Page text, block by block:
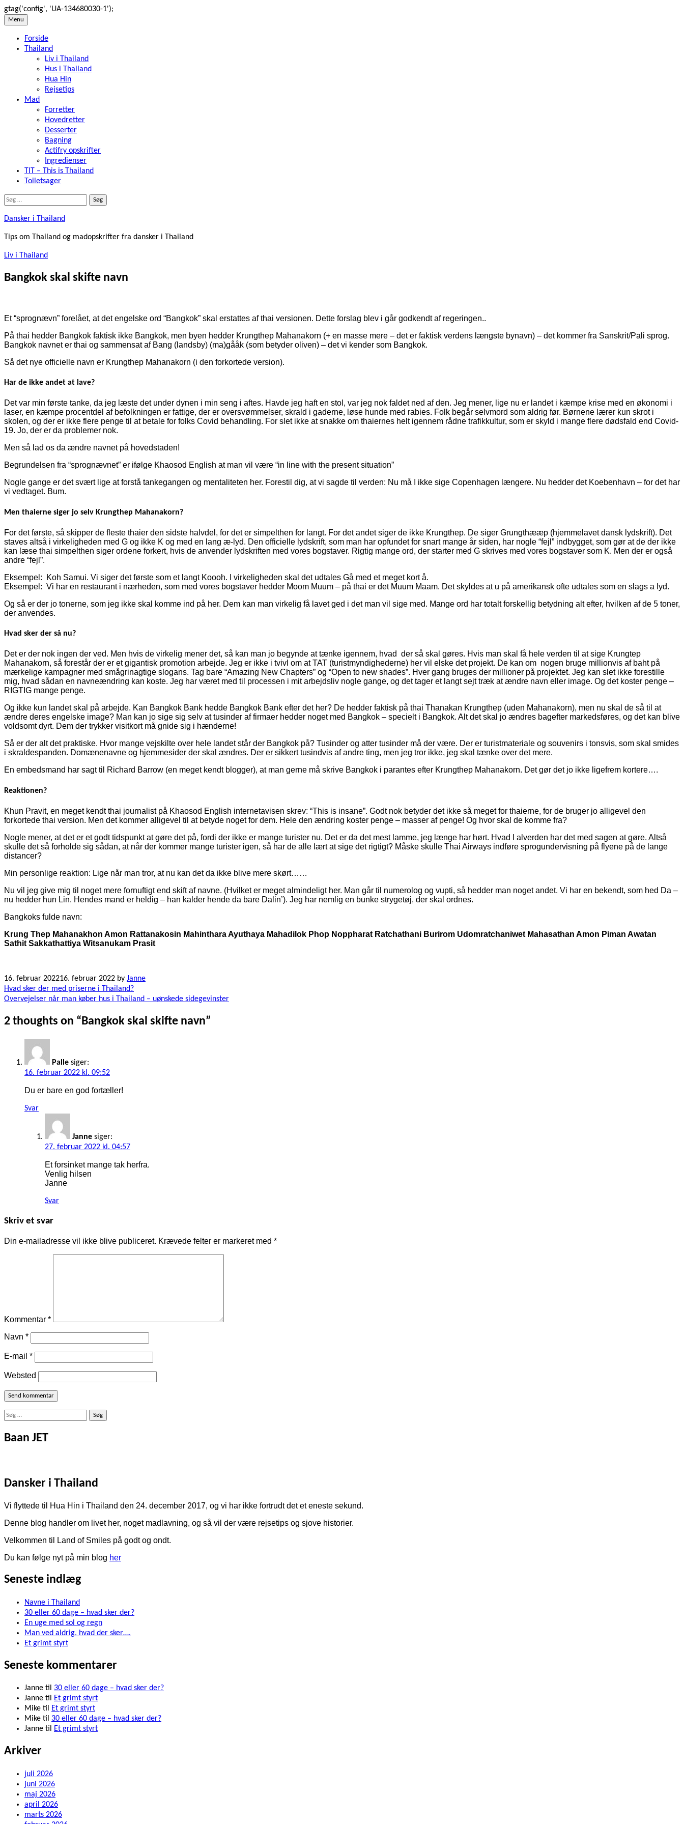
gtag('config', 'UA-134680030-1');
Skip
content
Menu
Forside
Thailand
Liv i Thailand
Hus i Thailand
Hua Hin
Rejsetips
Mad
Forretter
Hovedretter
Desserter
Bagning
Actifry opskrifter
Ingredienser
TIT – This is Thailand
Toiletsager
Søg
Dansker i Thailand
Tips om Thailand og madopskrifter fra dansker i Thailand
Liv i Thailand
Bangkok skal skifte navn
Et “sprognævn” forelået, at det engelske ord “Bangkok” skal erstattes af thai versionen. Dette forslag blev i går godkendt af regeringen..
På thai hedder Bangkok faktisk ikke Bangkok, men byen hedder Krungthep Mahanakorn (+ en masse mere – det er faktisk verdens længste bynavn) – det kommer fra Sanskrit/Pali sprog.
Bangkok navnet er thai og sammensat af Bang (landsby) (ma)gååk (som betyder oliven) – det vi kender som Bangkok.
Så det nye officielle navn er Krungthep Mahanakorn (i den forkortede version).
Har de ikke andet at lave?
Det var min første tanke, da jeg læste det under dynen i min seng i aftes. Havde jeg haft en stol, var jeg nok faldet ned af den. Jeg mener, lige nu er landet i kæmpe krise med en økonomi i
laser, en kæmpe procentdel af befolkningen er fattige, der er oversvømmelser, skrald i gaderne, løse hunde med rabies. Folk begår selvmord som aldrig før. Børnene lærer kun skrot i
skolen, og der er ikke flere penge til at betale for folks Covid behandling. For slet ikke at snakke om thaiernes helt igennem rådne trafikkultur, som er skyld i mange flere dødsfald end Covid-
19. Jo, der er da problemer nok.
Men så lad os da ændre navnet på hovedstaden!
Begrundelsen fra “sprognævnet” er ifølge Khaosod English at man vil være “in line with the present situation”
Nogle gange er det svært lige at forstå tankegangen og mentaliteten her. Forestil dig, at vi sagde til verden: Nu må I ikke sige Copenhagen længere. Nu hedder det Koebenhavn – for det har
vi vedtaget. Bum.
Men thaierne siger jo selv Krungthep Mahanakorn?
For det første, så skipper de fleste thaier den sidste halvdel, for det er simpelthen for langt. For det andet siger de ikke Krungthep. De siger Grungthææp (hjemmelavet dansk lydskrift). Det
staves altså i virkeligheden med G og ikke K og med en lang æ-lyd. Den officielle lydskrift, som man har opfundet for snart mange år siden, har nogle “fejl” indbygget, som gør at de der ikke
kan læse thai simpelthen siger ordene forkert, hvis de anvender lydskriften med vores bogstaver. Rigtig mange ord, der starter med G skrives med vores bogstaver som K. Men der er også
andre “fejl”.
Eksempel: Koh Samui. Vi siger det første som et langt Koooh. I virkeligheden skal det udtales Gå med et meget kort å.
Eksempel: Vi har en restaurant i nærheden, som med vores bogstaver hedder Moom Muum – på thai er det Muum Maam. Det skyldes at u på amerikansk ofte udtales som en slags a lyd.
Og så er der jo tonerne, som jeg ikke skal komme ind på her. Dem kan man virkelig få lavet ged i det man vil sige med. Mange ord har totalt forskellig betydning alt efter, hvilken af de 5 toner,
der anvendes.
Hvad sker der så nu?
Det er der nok ingen der ved. Men hvis de virkelig mener det, så kan man jo begynde at tænke igennem, hvad der så skal gøres. Hvis man skal få hele verden til at sige Krungtep
Mahanakorn, så forestår der er et gigantisk promotion arbejde. Jeg er ikke i tvivl om at TAT (turistmyndighederne) her vil elske det projekt. De kan om nogen bruge millionvis af baht på
mærkelige kampagner med smågrinagtige slogans. Tag bare “Amazing New Chapters” og “Open to new shades”. Hver gang bruges der millioner på projektet. Jeg kan slet ikke forestille
mig, hvad sådan en navneændring kan koste. Jeg har været med til processen i mit arbejdsliv nogle gange, og det tager et langt sejt træk at ændre navn eller image. Og det koster penge –
RIGTIG mange penge.
Og ikke kun landet skal på arbejde. Kan Bangkok Bank hedde Bangkok Bank efter det her? De hedder faktisk på thai Thanakan Krungthep (uden Mahanakorn), men nu skal de så til at
ændre deres engelske image? Man kan jo sige sig selv at tusinder af firmaer hedder noget med Bangkok – specielt i Bangkok. Alt det skal jo ændres bagefter markedsføres, og det kan blive
voldsomt dyrt. Dem der trykker visitkort må gnide sig i hænderne!
Så er der alt det praktiske. Hvor mange vejskilte over hele landet står der Bangkok på? Tusinder og atter tusinder må der være. Der er turistmateriale og souvenirs i tonsvis, som skal smides
i skraldespanden. Domænenavne og hjemmesider der skal ændres. Der er sikkert tusindvis af andre ting, men jeg tror ikke, jeg skal tænke over det mere.
En embedsmand har sagt til Richard Barrow (en meget kendt blogger), at man gerne må skrive Bangkok i parantes efter Krungthep Mahanakorn. Det gør det jo ikke ligefrem kortere….
Reaktionen?
Khun Pravit, en meget kendt thai journalist på Khaosod English internetavisen skrev: “This is insane”. Godt nok betyder det ikke så meget for thaierne, for de bruger jo alligevel den
forkortede thai version. Men det kommer alligevel til at betyde noget for dem. Hele den ændring koster penge – masser af penge! Og hvor skal de komme fra?
Nogle mener, at det er et godt tidspunkt at gøre det på, fordi der ikke er mange turister nu. Det er da det mest lamme, jeg længe har hørt. Hvad I alverden har det med sagen at gøre. Altså
skulle det så forholde sig sådan, at når der kommer mange turister igen, så har de alle lært at sige det rigtigt? Måske skulle Thai Airways indføre sprogundervisning på flyene på de lange
distancer?
Min personlige reaktion: Lige når man tror, at nu kan det da ikke blive mere skørt……
Nu vil jeg give mig til noget mere fornuftigt end skift af navne. (Hvilket er meget almindeligt her. Man går til numerolog og vupti, så hedder man noget andet. Vi har en bekendt, som hed Da –
nu hedder hun Lin. Hendes mand er heldig – han kalder hende da bare Dalin’). Jeg har nemlig en bunke strygetøj, der skal ordnes.
Bangkoks fulde navn:
Krung Thep Mahanakhon Amon Rattanakosin Mahinthara Ayuthaya Mahadilok Phop Noppharat Ratchathani Burirom Udomratchaniwet Mahasathan Amon Piman Awatan
Sathit Sakkathattiya Witsanukam Prasit
16. februar 202216. februar 2022 by Janne
Indlægsnavigation
Hvad sker der med priserne i Thailand?
Overvejelser når man køber hus i Thailand – uønskede sidegevinster
2 thoughts on “Bangkok skal skifte navn”
Palle siger:
16. februar 2022 kl. 09:52
Du er bare en god fortæller!
Svar
Janne siger:
27. februar 2022 kl. 04:57
Et forsinket mange tak herfra.
Venlig hilsen
Janne
Svar
Skriv et svar
Din e-mailadresse vil ikke blive publiceret. Krævede felter er markeret med *
Kommentar *
Navn *
E-mail *
Websted
Søg
Baan JET
Dansker i Thailand
Vi flyttede til Hua Hin i Thailand den 24. december 2017, og vi har ikke fortrudt det et eneste sekund.
Denne blog handler om livet her, noget madlavning, og så vil der være rejsetips og sjove historier.
Velkommen til Land of Smiles på godt og ondt.
Du kan følge nyt på min blog her
Seneste indlæg
Navne i Thailand
30 eller 60 dage – hvad sker der?
En uge med sol og regn
Man ved aldrig, hvad der sker….
Et grimt styrt
Seneste kommentarer
Janne til 30 eller 60 dage – hvad sker der?
Janne til Et grimt styrt
Mike til Et grimt styrt
Mike til 30 eller 60 dage – hvad sker der?
Janne til Et grimt styrt
Arkiver
juli 2026
juni 2026
maj 2026
april 2026
marts 2026